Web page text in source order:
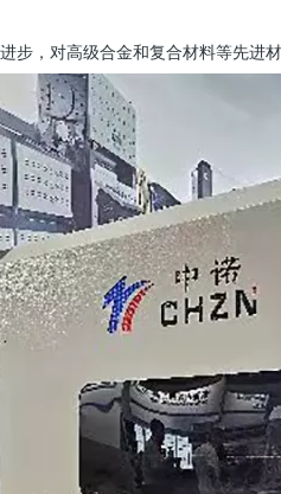
步，对高级合金和复合材料等先进